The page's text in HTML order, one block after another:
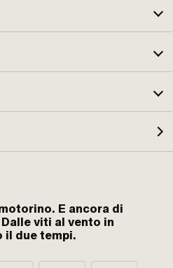
E ancora di
viti al vento in
il due tempi.